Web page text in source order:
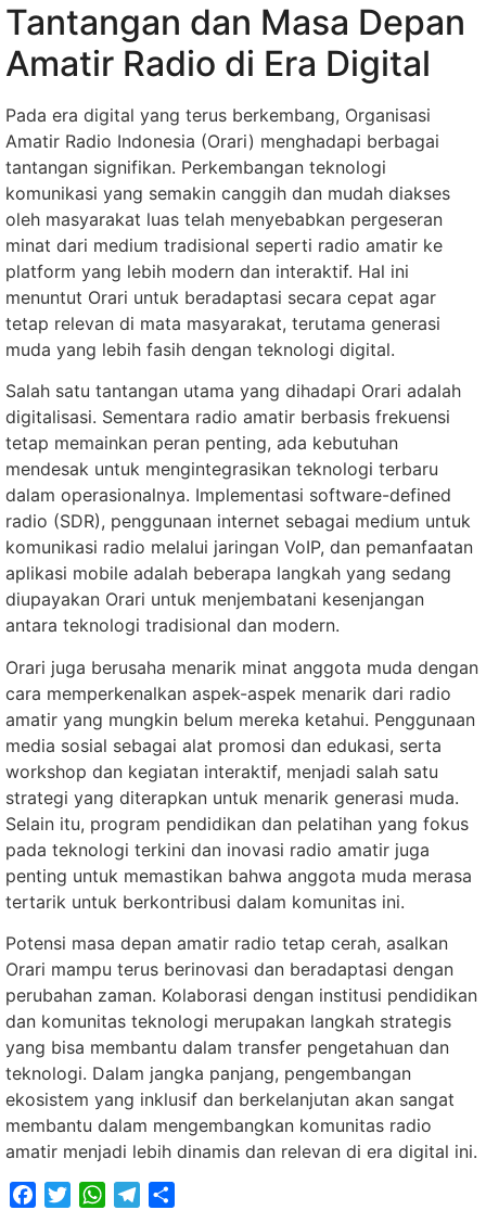
Tantangan dan Masa Depan
Amatir Radio di Era Digital
Pada era digital yang terus berkembang, Organisasi
Amatir Radio Indonesia (Orari) menghadapi berbagai
tantangan signifikan. Perkembangan teknologi
komunikasi yang semakin canggih dan mudah diakses
oleh masyarakat luas telah menyebabkan pergeseran
minat dari medium tradisional seperti radio amatir ke
platform yang lebih modern dan interaktif. Hal ini
menuntut Orari untuk beradaptasi secara cepat agar
tetap relevan di mata masyarakat, terutama generasi
muda yang lebih fasih dengan teknologi digital.
Salah satu tantangan utama yang dihadapi Orari adalah
digitalisasi. Sementara radio amatir berbasis frekuensi
tetap memainkan peran penting, ada kebutuhan
mendesak untuk mengintegrasikan teknologi terbaru
dalam operasionalnya. Implementasi software-defined
radio (SDR), penggunaan internet sebagai medium untuk
komunikasi radio melalui jaringan VoIP, dan pemanfaatan
aplikasi mobile adalah beberapa langkah yang sedang
diupayakan Orari untuk menjembatani kesenjangan
antara teknologi tradisional dan modern.
Orari juga berusaha menarik minat anggota muda dengan
cara memperkenalkan aspek-aspek menarik dari radio
amatir yang mungkin belum mereka ketahui. Penggunaan
media sosial sebagai alat promosi dan edukasi, serta
workshop dan kegiatan interaktif, menjadi salah satu
strategi yang diterapkan untuk menarik generasi muda.
Selain itu, program pendidikan dan pelatihan yang fokus
pada teknologi terkini dan inovasi radio amatir juga
penting untuk memastikan bahwa anggota muda merasa
tertarik untuk berkontribusi dalam komunitas ini.
Potensi masa depan amatir radio tetap cerah, asalkan
Orari mampu terus berinovasi dan beradaptasi dengan
perubahan zaman. Kolaborasi dengan institusi pendidikan
dan komunitas teknologi merupakan langkah strategis
yang bisa membantu dalam transfer pengetahuan dan
teknologi. Dalam jangka panjang, pengembangan
ekosistem yang inklusif dan berkelanjutan akan sangat
membantu dalam mengembangkan komunitas radio
amatir menjadi lebih dinamis dan relevan di era digital ini.
FacebookTwitterWhatsAppTelegram